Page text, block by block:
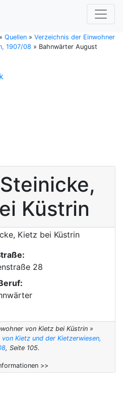
» Quellen » Verzeichnis der Einwohner
1907/08 » Bahnwärter August
Steinicke,
Küstrin
28
von Kietz bei Küstrin »
Kietz und der Kietzerwiesen,
, Seite 105.
>>